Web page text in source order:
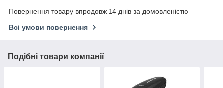
Повернення товару впродовж 14 днів за домовленістю
Всі умови повернення
Подібні товари компанії